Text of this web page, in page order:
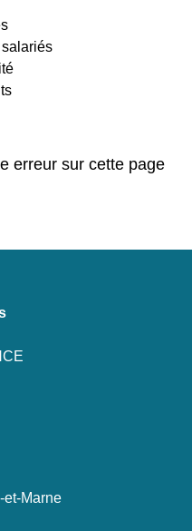
erreur sur cette page
et-Marne